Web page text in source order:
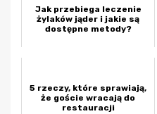
Jak przebiega leczenie
żylaków jąder i jakie są
dostępne metody?
5 rzeczy, które sprawiają,
że goście wracają do
restauracji